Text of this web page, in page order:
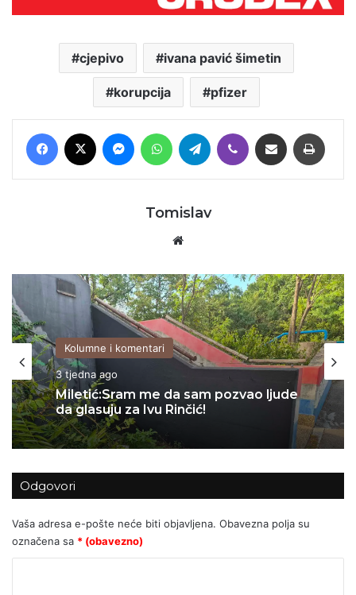
cjepivo ivana pavić šimetin
korupcija pfizer
Facebook MessengerWhatsAppTelegram Viber Podijeli putem E-maila
Tomislav
Kolumne i komentari
3 tjedna ago
Miletić:Sram me da sam pozvao ljude
da glasuju za Ivu Rinčić!
Kolumne i komentari
06/07/2026
Za Sedlarov ‘Vukovar’ nula, a ‘Svadbi’
stotine tisuća eura?
Odgovori
Vaša adresa e-pošte neće biti objavljena. Obavezna polja su
označena sa * (obavezno)